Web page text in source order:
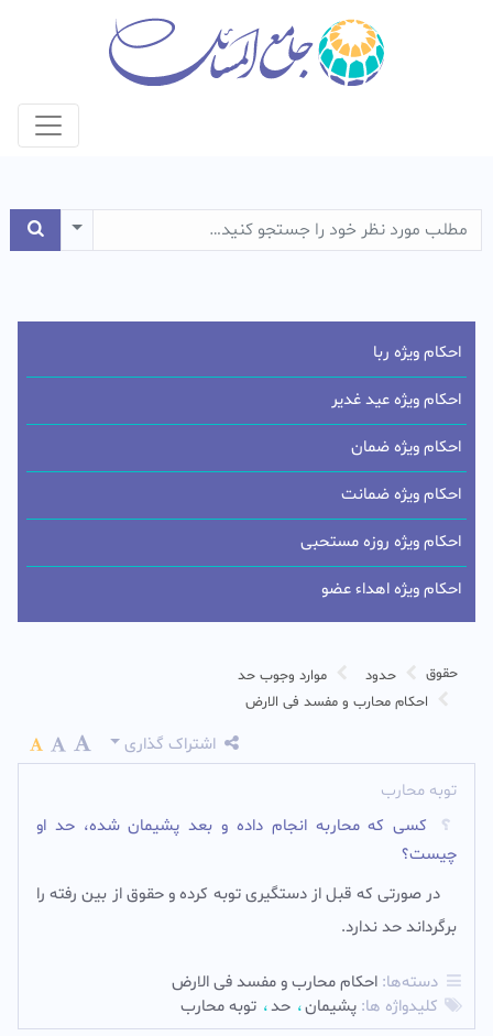
حقوق حدود
موارد وجوب حد
احکام محارب و مفسد فی الارض
اشتراک گذاری
توبه محارب
کسی که محاربه انجام داده و بعد پشیمان شده، حد او
چیست؟
در صورتی که قبل از دستگیری توبه کرده و حقوق از بین رفته را
برگرداند حد ندارد.‌
دسته‌ها: احکام محارب و مفسد فی الارض
کلیدواژه ها: پشيمان حد توبه محارب
احکام ویژه ربا
احکام ویژه عید غدیر
احکام ویژه ضمان
احکام ویژه ضمانت
احکام ویژه روزه مستحبی
احکام ویژه اهداء عضو